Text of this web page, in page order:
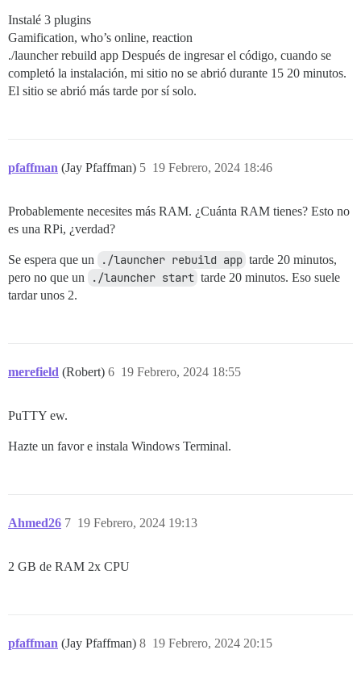
Instalé 3 plugins
Gamification, who’s online, reaction
./launcher rebuild app Después de ingresar el código, cuando se
completó la instalación, mi sitio no se abrió durante 15 20 minutos.
El sitio se abrió más tarde por sí solo.
pfaffman (Jay Pfaffman) 19 Febrero, 2024 18:46
5
Probablemente necesites más RAM. ¿Cuánta RAM tienes? Esto no
es una RPi, ¿verdad?
Se espera que un ./launcher rebuild app tarde 20 minutos,
pero no que un
./launcher start tarde 20 minutos. Eso suele
tardar unos 2.
merefield (Robert) 19 Febrero, 2024 18:55
6
PuTTY ew.
Hazte un favor e instala Windows Terminal.
Ahmed26 19 Febrero, 2024 19:13
7
2 GB de RAM 2x CPU
pfaffman (Jay Pfaffman) 19 Febrero, 2024 20:15
8